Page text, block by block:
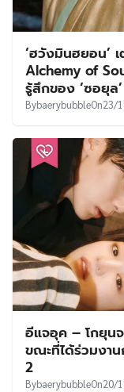
‘ฮวังมินฮยอน’
Alchemy of
รู้สึกของ ‘ซอยุล
BybaerybubbleOn23/
อีแจอุค – โกยุน
ขณะที่ได้ร่วมงา
2
BybaerybubbleOn20/